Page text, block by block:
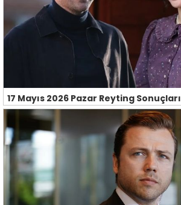
17 Mayıs 2026 Pazar Reyting Sonuçları